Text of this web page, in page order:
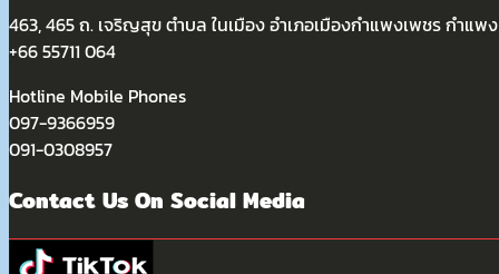
463, 465 ถ. เจริญสุข ตำบล ในเมือง อำเภอเมืองกำแพงเพชร กำแพ
+66 55711 064
Hotline Mobile Phones
097-9366959
091-0308957
Contact Us On Social Media